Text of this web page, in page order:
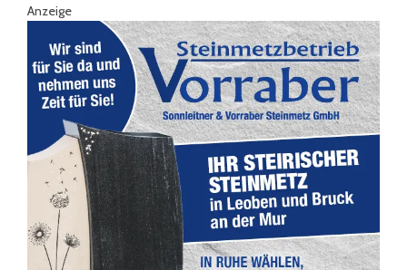
Anzeige